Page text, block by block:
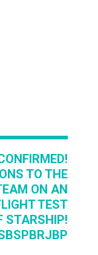
TO THE
ON AN
TEST
STARSHIP!